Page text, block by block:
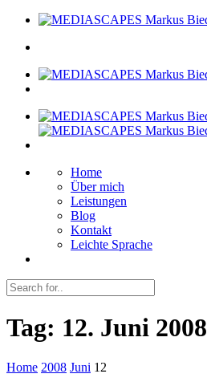
Home
Über mich
Leistungen
Blog
Kontakt
Leichte Sprache
Tag: 12. Juni 2008
Home 2008 Juni 12